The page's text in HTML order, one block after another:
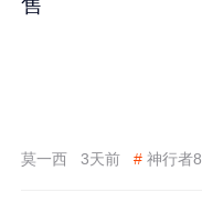
售
莫一西 3天前 # 神行者8